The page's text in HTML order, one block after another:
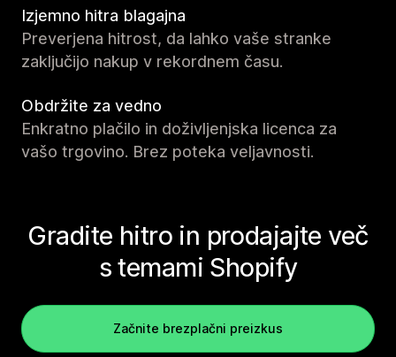
Izjemno hitra blagajna
Preverjena hitrost, da lahko vaše stranke
zaključijo nakup v rekordnem času.
Obdržite za vedno
Enkratno plačilo in doživljenjska licenca za
vašo trgovino. Brez poteka veljavnosti.
Gradite hitro in prodajajte več
s temami Shopify
Začnite brezplačni preizkus